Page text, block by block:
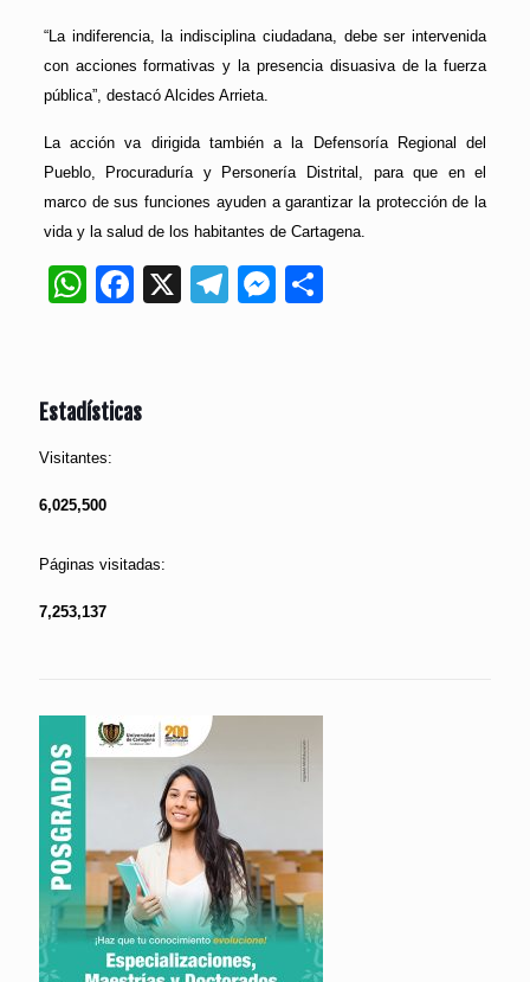
“La indiferencia, la indisciplina ciudadana, debe ser intervenida
con acciones formativas y la presencia disuasiva de la fuerza
pública”, destacó Alcides Arrieta.
La acción va dirigida también a la Defensoría Regional del
Pueblo, Procuraduría y Personería Distrital, para que en el
marco de sus funciones ayuden a garantizar la protección de la
vida y la salud de los habitantes de Cartagena.
WhatsApp
Facebook
X Telegram
Messenger
Estadísticas
Visitantes:
6,025,500
Páginas visitadas:
7,253,137